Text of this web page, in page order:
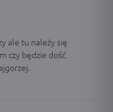
ale tu należy się
czy będzie dość